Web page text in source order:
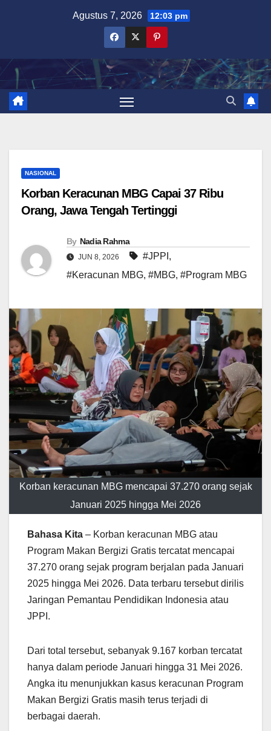
Agustus 7, 2026 12:03 pm
NASIONAL
Korban Keracunan MBG Capai 37 Ribu
Orang, Jawa Tengah Tertinggi
By Nadia Rahma
JUN 8, 2026 #JPPI ,
#Keracunan MBG, #MBG, #Program MBG
Korban keracunan MBG mencapai 37.270 orang sejak
Januari 2025 hingga Mei 2026
Bahasa Kita – Korban keracunan MBG atau
Program Makan Bergizi Gratis tercatat mencapai
37.270 orang sejak program berjalan pada Januari
2025 hingga Mei 2026. Data terbaru tersebut dirilis
Jaringan Pemantau Pendidikan Indonesia atau
JPPI.
Dari total tersebut, sebanyak 9.167 korban tercatat
hanya dalam periode Januari hingga 31 Mei 2026.
Angka itu menunjukkan kasus keracunan Program
Makan Bergizi Gratis masih terus terjadi di
berbagai daerah.